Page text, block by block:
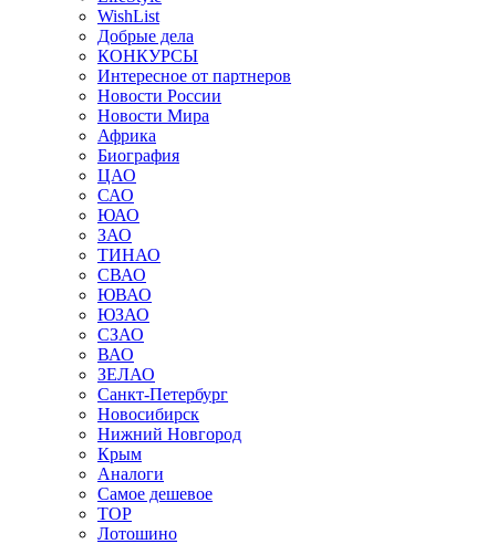
WishList
Добрые дела
КОНКУРСЫ
Интересное от партнеров
Новости России
Новости Мира
Африка
Биография
ЦАО
САО
ЮАО
ЗАО
ТИНАО
СВАО
ЮВАО
ЮЗАО
СЗАО
ВАО
ЗЕЛАО
Санкт-Петербург
Новосибирск
Нижний Новгород
Крым
Аналоги
Самое дешевое
TOP
Лотошино